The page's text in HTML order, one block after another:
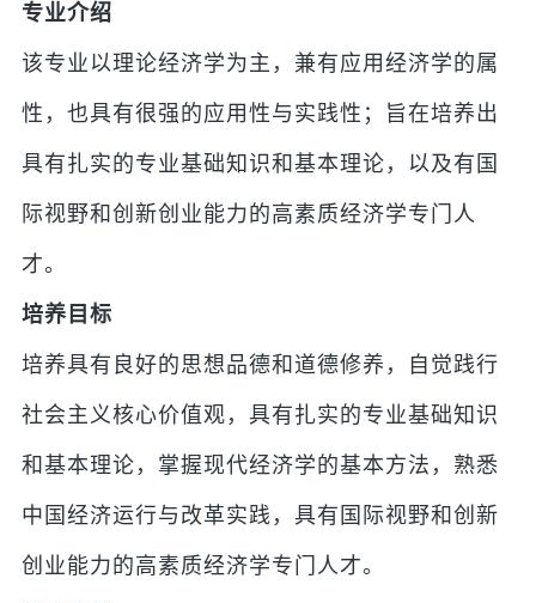
专业介绍
该专业以理论经济学为主，兼有应用经济学的属
性，也具有很强的应用性与实践性；旨在培养出
具有扎实的专业基础知识和基本理论，以及有国
际视野和创新创业能力的高素质经济学专门人
才。
培养目标
培养具有良好的思想品德和道德修养，自觉践行
社会主义核心价值观，具有扎实的专业基础知识
和基本理论，掌握现代经济学的基本方法，熟悉
中国经济运行与改革实践，具有国际视野和创新
创业能力的高素质经济学专门人才。